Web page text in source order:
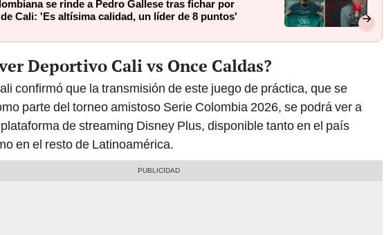
se rinde a Pedro Gallese tras fichar por
Cali: 'Es altísima calidad, un líder de 8 puntos'
Deportivo Cali vs Once Caldas?
confirmó que la transmisión de este juego de práctica, que se
parte del torneo amistoso Serie Colombia 2026, se podrá ver a
de streaming Disney Plus, disponible tanto en el país
en el resto de Latinoamérica.